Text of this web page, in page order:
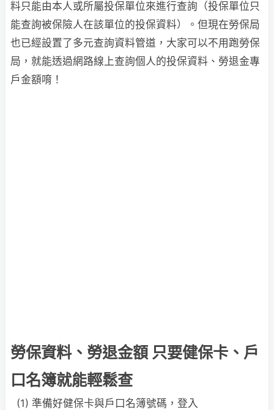
料只能由本人或所屬投保單位來進行查詢（投保單位只
能查詢被保險人在該單位的投保資料）。但現在勞保局
也已經設置了多元查詢資料管道，大家可以不用跑勞保
局，就能透過網路線上查詢個人的投保資料、勞退金專
戶金額唷！
勞保資料、勞退金額 只要健保卡、戶
口名簿就能輕鬆查
(1) 準備好健保卡與戶口名簿號碼，登入